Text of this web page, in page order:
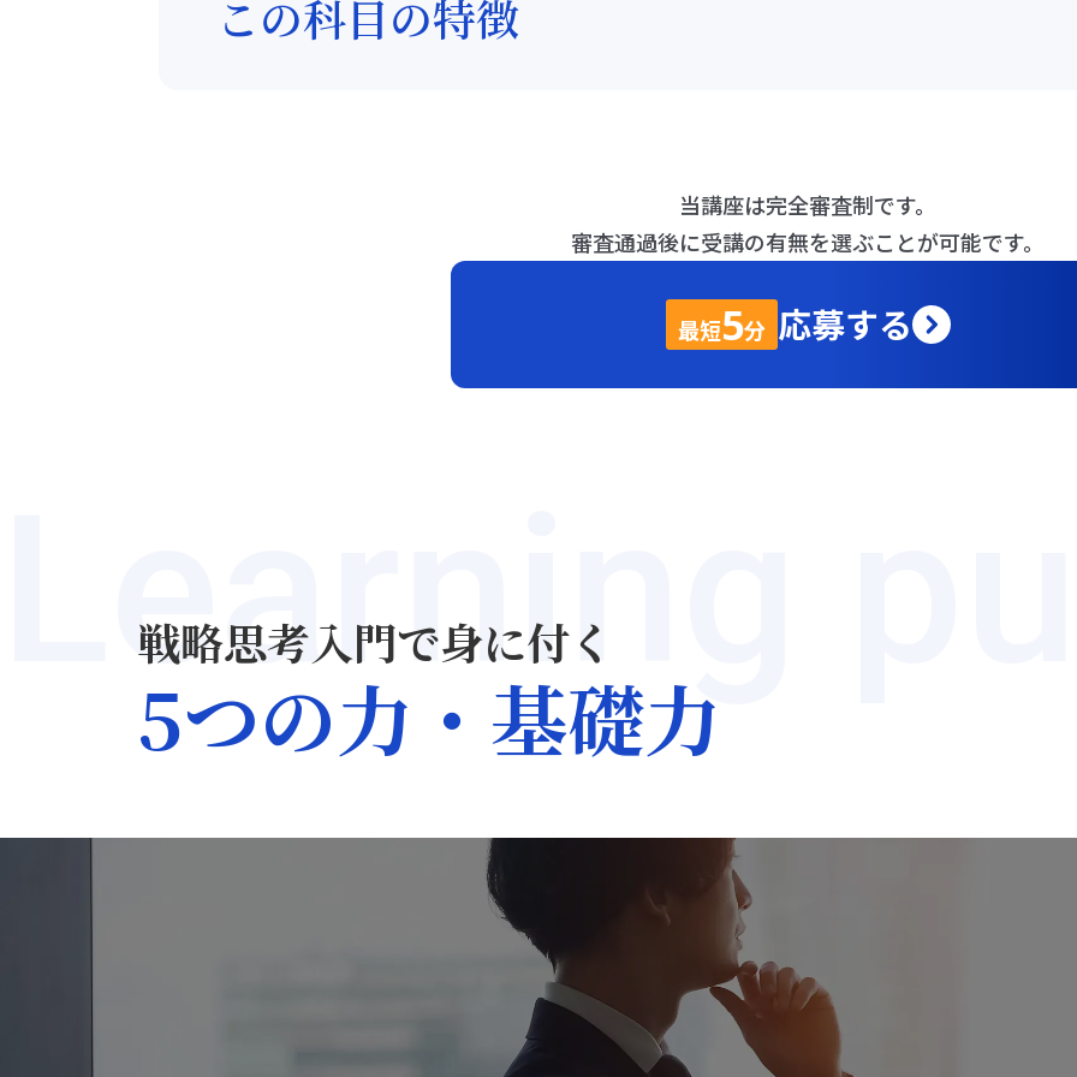
この科目の特徴
01.
ビジネス
戦略思考
02.
ビジネスの原理、メカ
戦略思考を体感する
成功確率の高い意思決定をするためには、表層
的な現象、公式、決まり文句にとらわれず、本
質・メカニズムを捉えることが重要です。ビジ
ネスにおいて特定のメカニズムが当てはまるの
か否かを考えることで本質・メカニズムを捉え
当講座は完全審査制です。
審査通過後に受講の有無を選ぶことが可能です。
最短5分 応募する
Learning
戦略思考入門で身に付く
5つの力・基礎力